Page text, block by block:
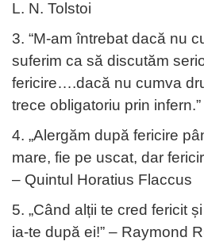
L. N. Tolstoi
3. “M-am întrebat dacă nu
suferim ca să discutăm
fericire….dacă nu cumva
trece obligatoriu prin
4. „Alergăm după fericire
mare, fie pe uscat, dar
– Quintul Horatius Flaccus
5. „Când alții te cred fericit
ia-te după ei!” – Raymond